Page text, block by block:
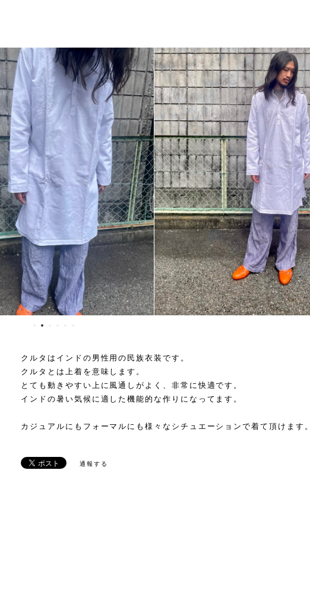
クルタはインドの男性用の民族衣装です。
クルタとは上着を意味します。
とても動きやすい上に風通しがよく、非常に快適です。
インドの暑い気候に適した機能的な作りになってます。
カジュアルにもフォーマルにも様々なシチュエーションで着て頂けます。
通報する